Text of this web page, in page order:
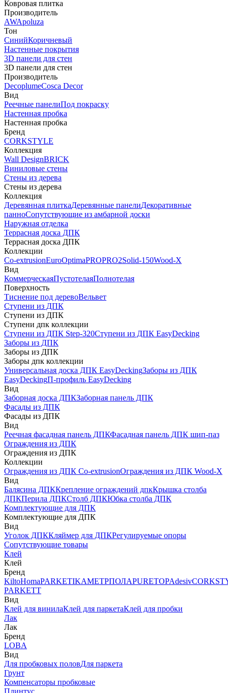
Ковровая плитка
Производитель
AWApoluza
Тон
СинийКоричневый
Настенные покрытия
3D панели для стен
3D панели для стен
Производитель
DecoplumeCosca Decor
Вид
Реечные панелиПод покраску
Настенная пробка
Настенная пробка
Бренд
CORKSTYLE
Коллекция
Wall DesignBRICK
Виниловые стены
Стены из дерева
Стены из дерева
Коллекция
Деревянная плиткаДеревянные панелиДекоративные
панноСопутствующие из амбарной доски
Наружная отделка
Террасная доска ДПК
Террасная доска ДПК
Коллекции
Co-extrusionEuroOptimaPROPRO2Solid-150Wood-X
Вид
КоммерческаяПустотелаяПолнотелая
Поверхность
Тиснение под деревоВельвет
Ступени из ДПК
Ступени из ДПК
Ступени дпк коллекции
Ступени из ДПК Step-320Ступени из ДПК EasyDecking
Заборы из ДПК
Заборы из ДПК
Заборы дпк коллекции
Универсальная доска ДПК EasyDeckingЗаборы из ДПК
EasyDeckingП-профиль EasyDecking
Вид
Заборная доска ДПКЗаборная панель ДПК
Фасады из ДПК
Фасады из ДПК
Вид
Реечная фасадная панель ДПКФасадная панель ДПК шип-паз
Ограждения из ДПК
Ограждения из ДПК
Коллекции
Ограждения из ДПК Co-extrusionОграждения из ДПК Wood-X
Вид
Балясина ДПККрепление ограждений дпкКрышка столба
ДПКПерила ДПКСтолб ДПКЮбка столба ДПК
Комплектующие для ДПК
Комплектующие для ДПК
Вид
Уголок ДПККляймер для ДПКРегулируемые опоры
Сопутствующие товары
Клей
Клей
Бренд
KiltoHomaPARKETIKAМЕТРПОЛАPURETOPAdesiv
PARKETT
Вид
Клей для винилаКлей для паркетаКлей для пробки
Лак
Лак
Бренд
LOBA
Вид
Для пробковых половДля паркета
Грунт
Компенсаторы пробковые
Плинтус